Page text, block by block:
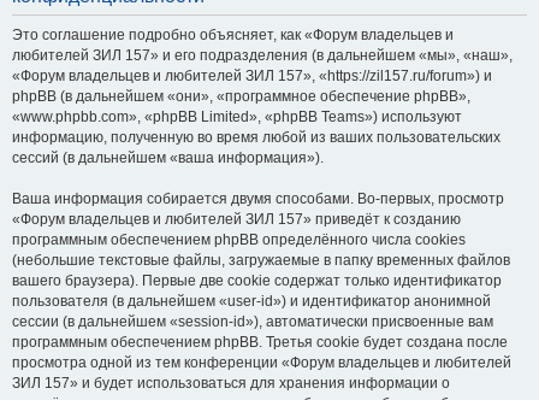
с
Это соглашение подробно объясняет, как «Форум владельцев и
любителей ЗИЛ 157» и его подразделения (в дальнейшем «мы», «наш»,
«Форум владельцев и любителей ЗИЛ 157», «https://zil157.ru/forum») и
phpBB (в дальнейшем «они», «программное обеспечение phpBB»,
«www.phpbb.com», «phpBB Limited», «phpBB Teams») используют
информацию, полученную во время любой из ваших пользовательских
сессий (в дальнейшем «ваша информация»).
Ваша информация собирается двумя способами. Во-первых, просмотр
«Форум владельцев и любителей ЗИЛ 157» приведёт к созданию
программным обеспечением phpBB определённого числа cookies
(небольшие текстовые файлы, загружаемые в папку временных файлов
вашего браузера). Первые две cookie содержат только идентификатор
пользователя (в дальнейшем «user-id») и идентификатор анонимной
сессии (в дальнейшем «session-id»), автоматически присвоенные вам
программным обеспечением phpBB. Третья cookie будет создана после
просмотра одной из тем конференции «Форум владельцев и любителей
ЗИЛ 157» и будет использоваться для хранения информации о